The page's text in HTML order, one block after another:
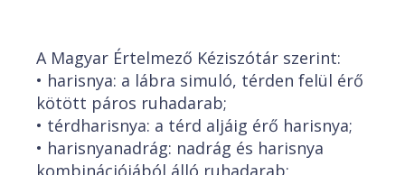
A Magyar Értelmező Kéziszótár szerint:
• harisnya: a lábra simuló, térden felül érő
kötött páros ruhadarab;
• térdharisnya: a térd aljáig érő harisnya;
• harisnyanadrág: nadrág és harisnya
kombinációjából álló ruhadarab;